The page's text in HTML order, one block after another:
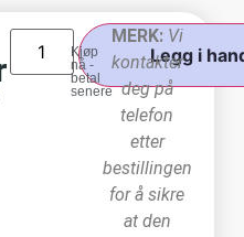
Legg i
Kjøp
nå -
betal
senere
MERK: Vi
kontakter
deg på
telefon
etter
bestillingen
for å sikre
at den